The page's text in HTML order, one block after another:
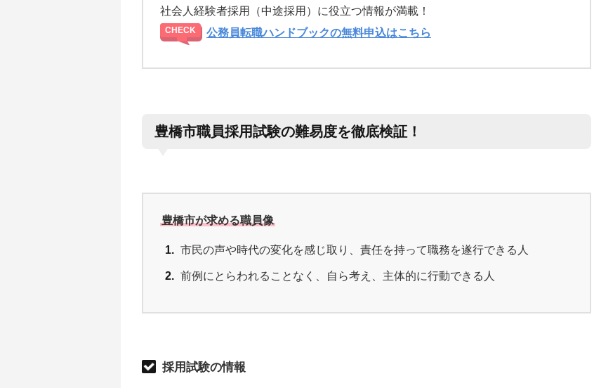
社会人経験者採用（中途採用）に役立つ情報が満載！
公務員転職ハンドブックの無料申込はこちら
豊橋市職員採用試験の難易度を徹底検証！
豊橋市が求める職員像
市民の声や時代の変化を感じ取り、責任を持って職務を遂行できる人
前例にとらわれることなく、自ら考え、主体的に行動できる人
採用試験の情報